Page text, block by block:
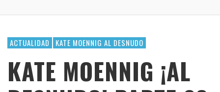
ACTUALIDAD KATE MOENNIG AL DESNUDO
KATE MOENNIG ¡AL